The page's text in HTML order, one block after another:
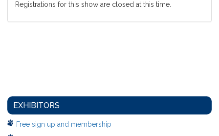
Registrations for this show are closed at this time.
EXHIBITORS
Free sign up and membership